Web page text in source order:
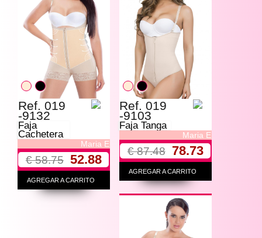
Ref. 019
-9132
Faja
Cachetera
Maria E
€ 58.75 52.88
AGREGAR A CARRITO
Ref. 019
-9103
Faja Tanga
Maria E
€ 87.48 78.73
AGREGAR A CARRITO